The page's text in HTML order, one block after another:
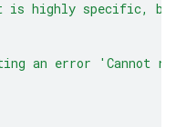
highly specific,
an error 'Cannot